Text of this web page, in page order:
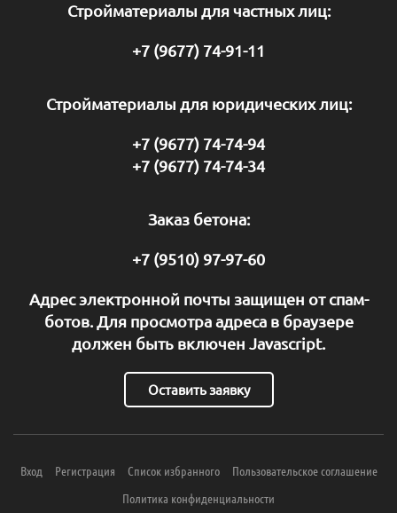
Стройматериалы для частных лиц:
+7 (9677) 74-91-11
Стройматериалы для юридических лиц:
+7 (9677) 74-74-94
+7 (9677) 74-74-34
Заказ бетона:
+7 (9510) 97-97-60
Адрес электронной почты защищен от спам-
ботов. Для просмотра адреса в браузере
должен быть включен Javascript.
Оставить заявку
Вход Регистрация Список избранного
Пользовательское соглашение
Политика конфиденциальности